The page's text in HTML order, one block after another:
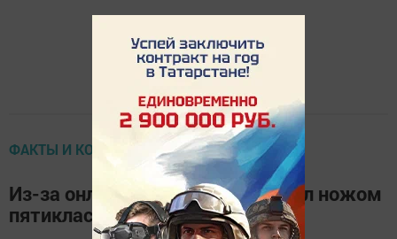
ФАКТЫ И КОММЕНТАРИИ
Из-за онлайн игры ученик ударил ножом
пятиклассника